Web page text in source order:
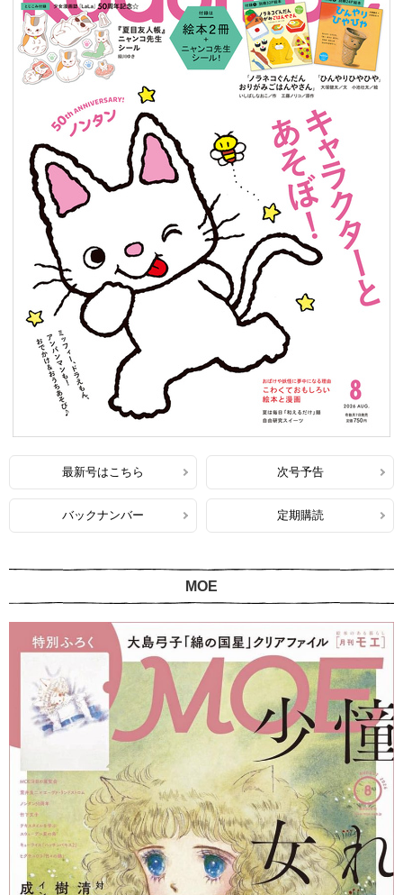
最新号はこちら 次号予告
バックナンバー 定期購読
MOE